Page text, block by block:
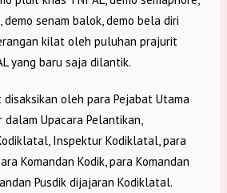
senam balok, demo bela diri
kilat oleh puluhan prajurit
yang baru saja dilantik.
oleh para Pejabat Utama
Upacara Pelantikan,
Inspektur Kodiklatal, para
Komandan Kodik, para Komandan
Pusdik dijajaran Kodiklatal.